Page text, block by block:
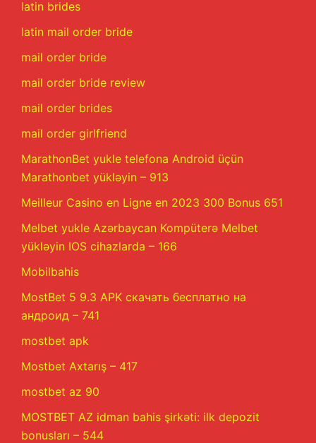
latin brides
latin mail order bride
mail order bride
mail order bride review
mail order brides
mail order girlfriend
MarathonBet yukle telefona Android üçün
Marathonbet yükləyin – 913
Meilleur Casino en Ligne en 2023 300 Bonus 651
Melbet yukle Azərbaycan Kompüterə Melbet
yükləyin IOS cihazlarda – 166
Mobilbahis
MostBet 5 9.3 APK скачать бесплатно на
андроид – 741
mostbet apk
Mostbet Axtarış – 417
mostbet az 90
MOSTBET AZ idman bahis şirkəti: ilk depozit
bonusları – 544